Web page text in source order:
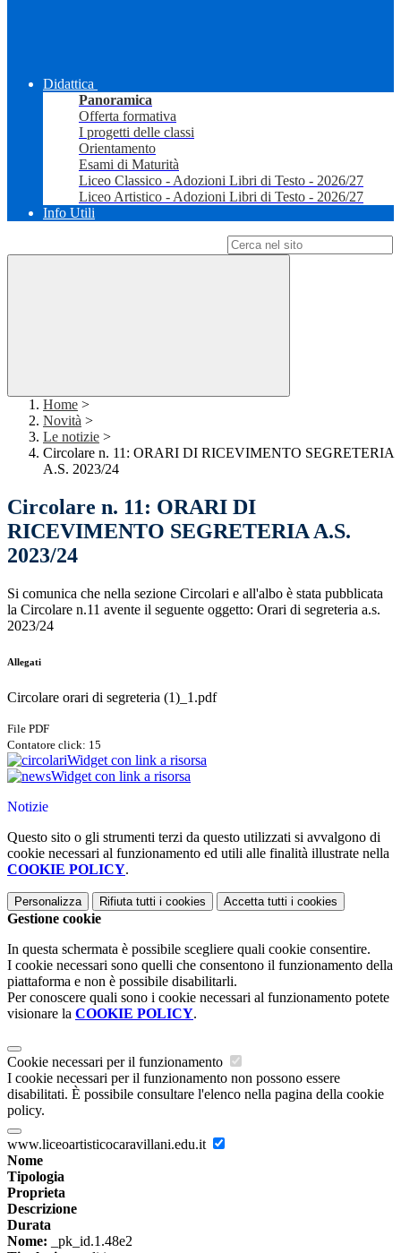
Didattica
Panoramica
Offerta formativa
I progetti delle classi
Orientamento
Esami di Maturità
Liceo Classico - Adozioni Libri di Testo - 2026/27
Liceo Artistico - Adozioni Libri di Testo - 2026/27
Info Utili
Home >
Novità >
Le notizie >
Circolare n. 11: ORARI DI RICEVIMENTO SEGRETERIA
A.S. 2023/24
Circolare n. 11: ORARI DI
RICEVIMENTO SEGRETERIA A.S.
2023/24
Si comunica che nella sezione Circolari e all'albo è stata pubblicata
la Circolare n.11 avente il seguente oggetto: Orari di segreteria a.s.
2023/24
Allegati
Circolare orari di segreteria (1)_1.pdf
File PDF
Contatore click: 15
Widget con link a risorsa
Widget con link a risorsa
Notizie
Questo sito o gli strumenti terzi da questo utilizzati si avvalgono di
cookie necessari al funzionamento ed utili alle finalità illustrate nella
COOKIE POLICY.
Personalizza Rifiuta tutti i cookies Accetta tutti i cookies
Gestione cookie
In questa schermata è possibile scegliere quali cookie consentire.
I cookie necessari sono quelli che consentono il funzionamento della
piattaforma e non è possibile disabilitarli.
Per conoscere quali sono i cookie necessari al funzionamento potete
visionare la COOKIE POLICY.
Cookie necessari per il funzionamento
I cookie necessari per il funzionamento non possono essere
disabilitati. È possibile consultare l'elenco nella pagina della cookie
policy.
www.liceoartisticocaravillani.edu.it
Nome
Tipologia
Proprieta
Descrizione
Durata
Nome: _pk_id.1.48e2